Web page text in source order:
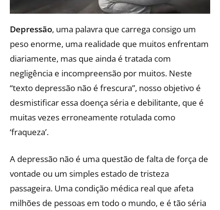
Depressão, uma palavra que carrega consigo um
peso enorme, uma realidade que muitos enfrentam
diariamente, mas que ainda é tratada com
negligência e incompreensão por muitos. Neste
“texto depressão não é frescura”, nosso objetivo é
desmistificar essa doença séria e debilitante, que é
muitas vezes erroneamente rotulada como
‘fraqueza’.
A depressão não é uma questão de falta de força de
vontade ou um simples estado de tristeza
passageira. Uma condição médica real que afeta
milhões de pessoas em todo o mundo, e é tão séria